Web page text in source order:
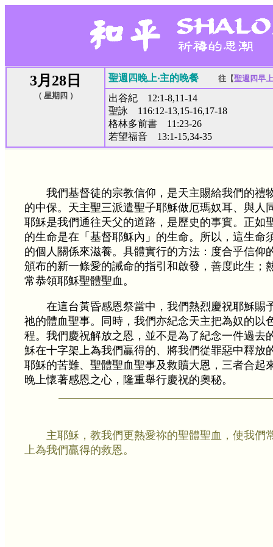
3月28日
（ 星期四 ）
聖週四晚上‧主的晚餐 往【聖週四早
出谷紀 12:1-8,11-14
聖詠 116:12-13,15-16,17-18
格林多前書 11:23-26
若望福音 13:1-15,34-35
我們基督徒的宗教信仰，是天主賜給我們的禮
的中保。天主聖三派遣聖子耶穌做厄瑪奴耳、與人
耶穌是我們通往天父的道路，是歷史的事實。正如
的生命是在「基督耶穌內」的生命。所以，這生命
的個人關係來滋養。具體實行的方法：度合乎信仰
頒布的新一條愛的誡命的指引和啟發，善度此生；
常恭領耶穌聖體聖血。
在這台黃昏感恩祭當中，我們熱烈慶祝耶穌賜
祂的體血聖事。同時，我們亦紀念天主把為奴的以
程。我們慶祝解放之恩，並不是為了紀念一件過去
穌在十字架上為我們贏得的、將我們從罪惡中釋放
耶穌的苦難、聖體聖血聖事及救贖大恩，三者合起
晚上懷著感恩之心，隆重舉行慶祝的奧秘。
主耶穌，教我們更熱愛祢的聖體聖血，使我們
上為我們贏得的救恩。